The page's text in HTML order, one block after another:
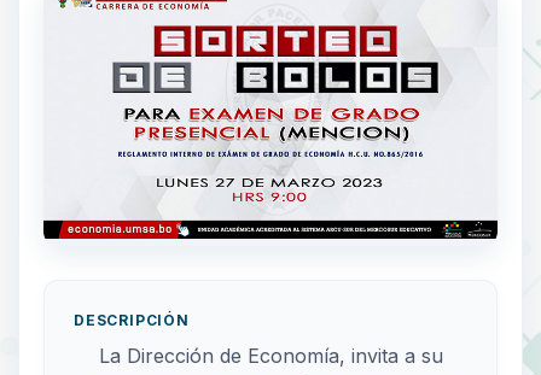
DESCRIPCIÓN
La Dirección de Economía, invita a su